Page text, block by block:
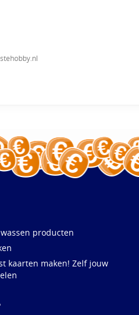
producten
kaarten maken! Zelf jouw